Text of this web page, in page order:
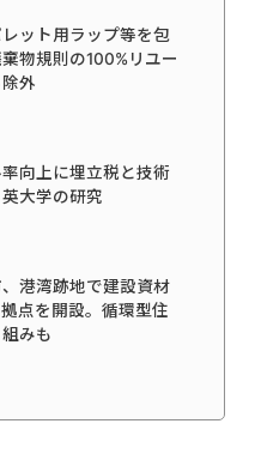
ット用ラップ等を包
物規則の100%リユー
外
向上に埋立税と技術
大学の研究
港湾跡地で建設資材
点を開設。循環型住
みも